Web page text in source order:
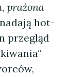
, prażona
hot-
przegląd